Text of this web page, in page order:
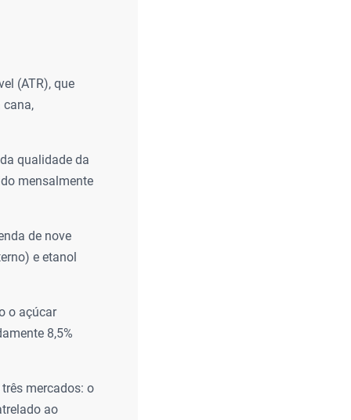
(ATR), que
cana,
qualidade da
mensalmente
de nove
e etanol
o açúcar
8,5%
mercados: o
ao